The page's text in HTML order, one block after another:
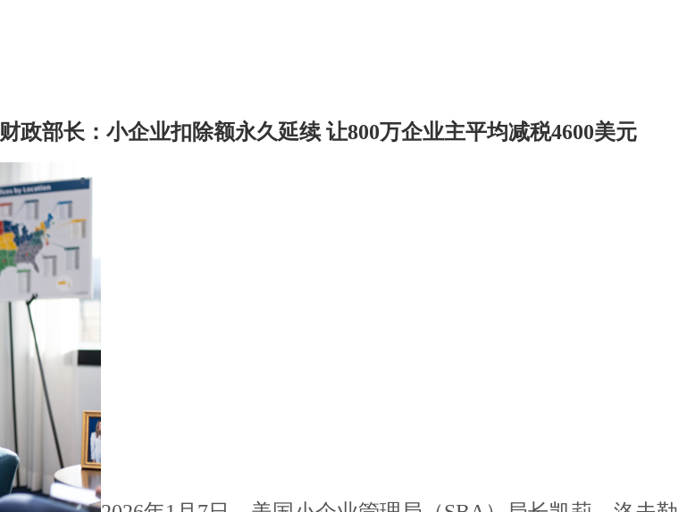
财政部长：小企业扣除额永久延续 让800万企业主平均减税4600美元